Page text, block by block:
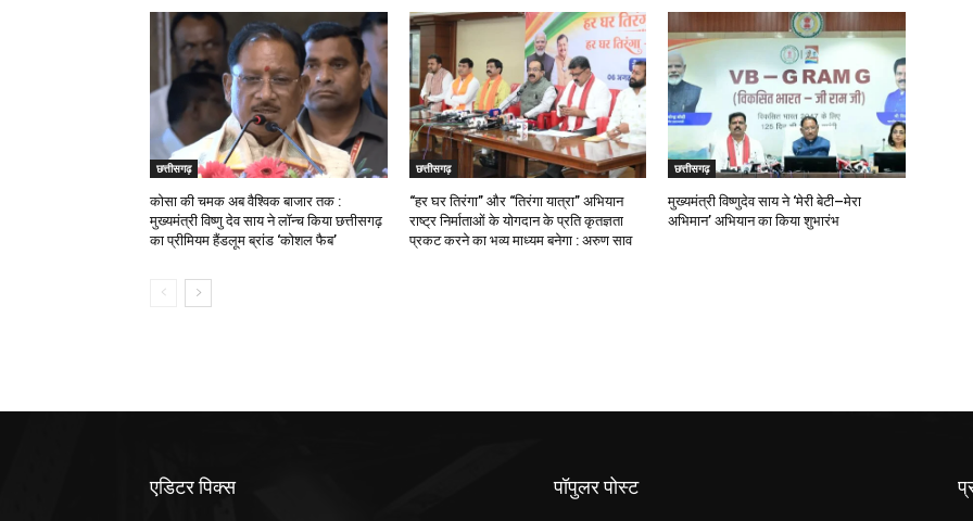
छत्तीसगढ़
कोसा की चमक अब वैश्विक बाजार तक :
मुख्यमंत्री विष्णु देव साय ने लॉन्च किया छत्तीसगढ़
का प्रीमियम हैंडलूम ब्रांड ‘कोशल फैब’
छत्तीसगढ़
“हर घर तिरंगा” और “तिरंगा यात्रा” अभियान
राष्ट्र निर्माताओं के योगदान के प्रति कृतज्ञता
प्रकट करने का भव्य माध्यम बनेगा : अरुण साव
छत्तीसगढ़
मुख्यमंत्री विष्णुदेव साय ने ‘मेरी बेटी–मेरा
अभिमान’ अभियान का किया शुभारंभ
एडिटर पिक्स पॉपुलर पोस्ट